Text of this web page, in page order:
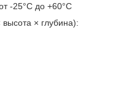
-25°C до +60°C
× глубина):